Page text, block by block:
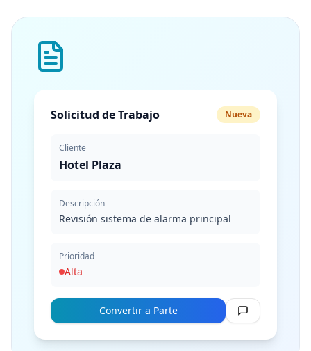
Solicitud de Trabajo Nueva
Cliente
Hotel Plaza
Descripción
Revisión sistema de alarma principal
Prioridad
Alta
Convertir a Parte